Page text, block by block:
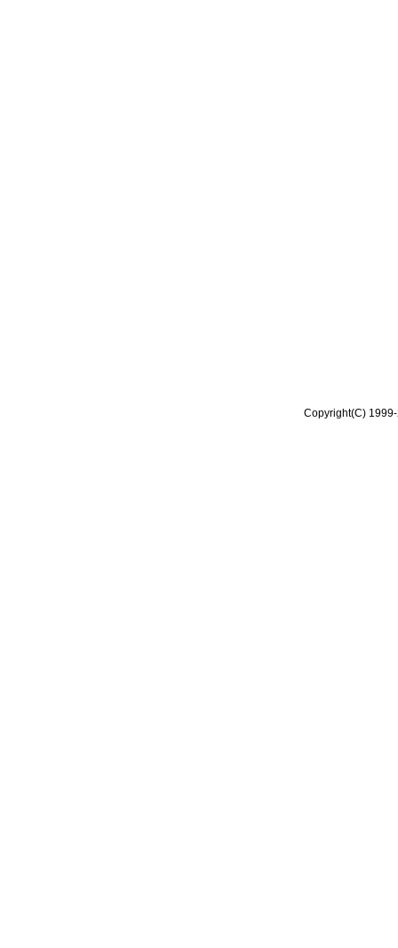
Copyright(C)